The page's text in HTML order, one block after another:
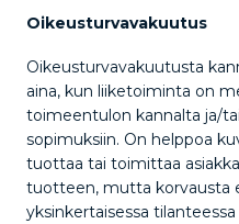
Oikeusturvavakuutus
Oikeusturvavakuutusta
aina, kun liiketoiminta on
toimeentulon kannalta ja/
sopimuksiin. On helppoa
tuottaa tai toimittaa
tuotteen, mutta korvausta
yksinkertaisessa